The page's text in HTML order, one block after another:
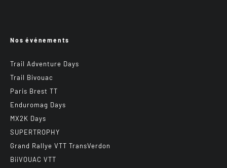
Nos événements
Trail Adventure Days
Trail Bivouac
Paris Brest TT
Enduromag Days
MX2K Days
SUPERTROPHY
Grand Rallye VTT TransVerdon
BiiVOUAC VTT